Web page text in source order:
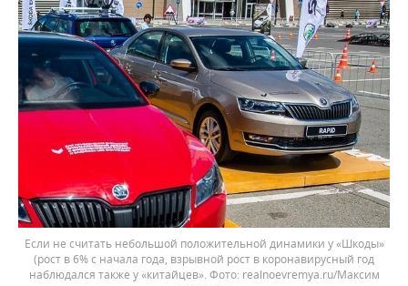
Если не считать небольшой положительной динамики у «Шкоды»
(рост в 6% с начала года, взрывной рост в коронавирусный год
наблюдался также у «китайцев».
realnoevremya.ru/Максим